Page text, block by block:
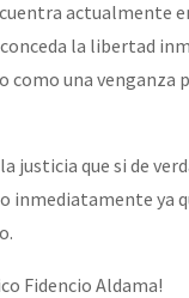
actualmente
la libertad
como una venganza
justicia que si de
inmediatamente ya
Fidencio Aldama!